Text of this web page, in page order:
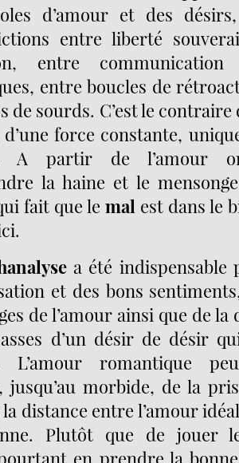
d’amour et des
entre liberté
entre
entre boucles de
de sourds. C’est le contraire
force constante,
A partir de l’amour
la haine et le
fait que lemal est dans le
a été indispensable
et des bons
de l’amour ainsi que de
d’un désir de désir
L’amour romantique
jusqu’au morbide, de la
distance entre l’amour
Plutôt que de jouer